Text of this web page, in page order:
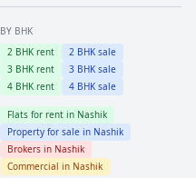
BY BHK
2 BHK rent 2 BHK sale
3 BHK rent 3 BHK sale
4 BHK rent 4 BHK sale
Flats for rent in Nashik
Property for sale in Nashik
Brokers in Nashik
Commercial in Nashik